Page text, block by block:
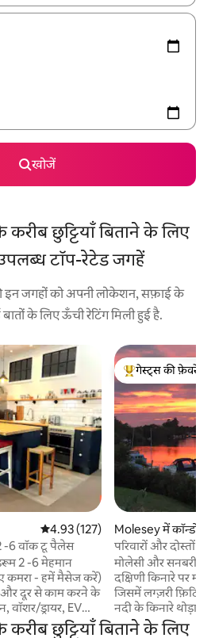
खोजें
करीब छुट्टियाँ बिताने के लिए
टॉप-रेटेड जगहें
इन जगहों को अपनी लोकेशन, सफ़ाई के
के लिए ऊँची रेटिंग मिली हुई है.
औसत रेटिंग 5 में से 4.93, 127 समीक्षाएँ
4.93 (127)
2 -6 वॉक टू पैलेस
2 -6 मेहमान
कमरा - हमें मैसेज करें)
दूर से काम करने के
वॉशर/ड्रायर, EV
लिए अनुकूल -
गेस्ट्स का टॉप फ़ेवरेट
गेस्ट्स की फ़ेवरेट
Molesey में कॉन्डो
परिवारों और दोस्तों के
लोकेशन
मोलेसी और सनबरी
दक्षिणी किनारे पर
जिसमें लग्ज़री फ़िटिंग
नदी के किनारे थोड़ा
महज़ कुछ ही सेकंड में
करीब छुट्टियाँ बिताने के लिए